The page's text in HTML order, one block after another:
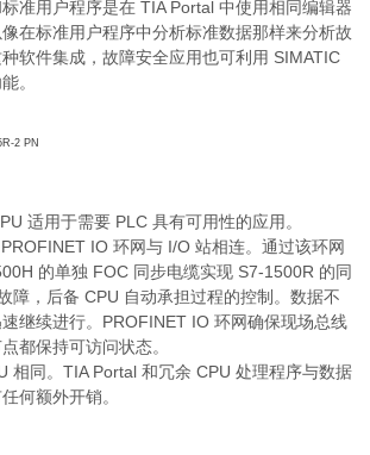
准用户程序是在 TIA Portal 中使用相同编辑器
在标准用户程序中分析标准数据那样来分析故
软件集成，故障安全应用也可利用 SIMATIC
。
2 PN
适用于需要 PLC 具有可用性的应用。
IO 环网与 I/O 站相连。通过该环网
的单独 FOC 同步电缆实现 S7-1500R 的同
障，后备 CPU 自动承担过程的控制。数据不
继续进行。PROFINET IO 环网确保现场总线
都保持可访问状态。
相同。TIA Portal 和冗余 CPU 处理程序与数据
何额外开销。